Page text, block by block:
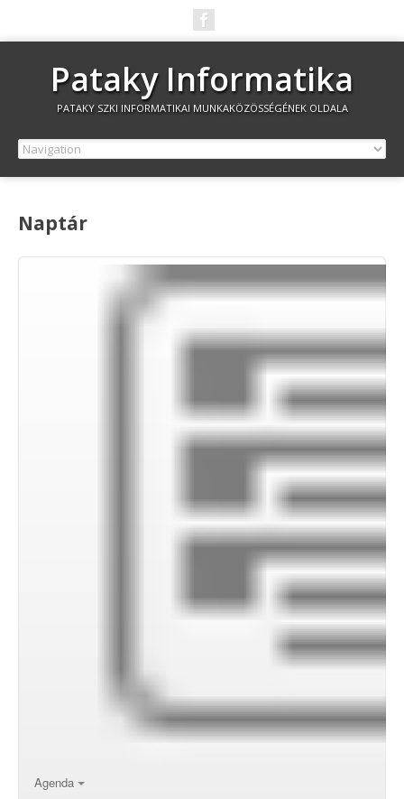
Pataky Informatika
PATAKY SZKI INFORMATIKAI MUNKAKÖZÖSSÉGÉNEK OLDALA
Naptár
Agenda